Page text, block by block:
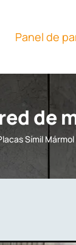
Panel de
de
Símil Mármol